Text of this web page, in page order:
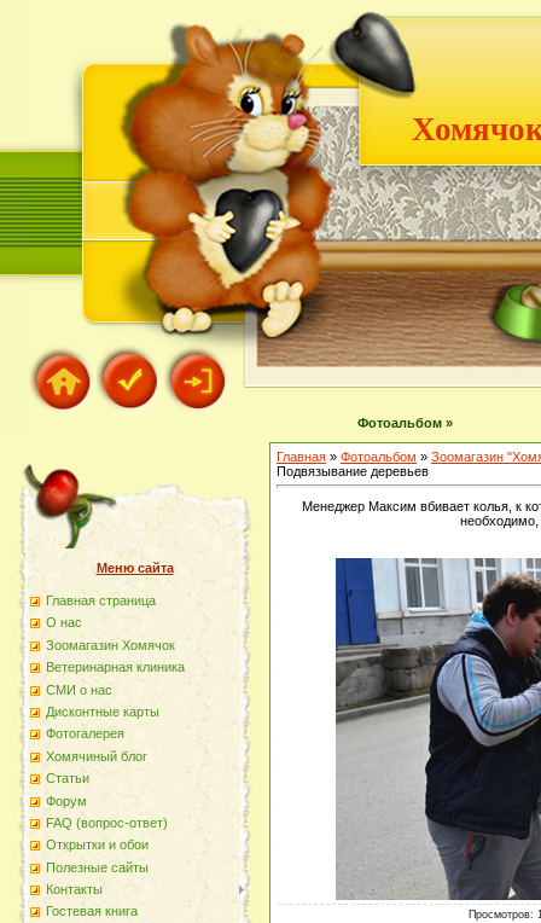
Фотоальбом »
Меню сайта
Главная страница
О наc
Зоомагазин Хомячок
Ветеринарная клиника
СМИ о нас
Дисконтные карты
Фотогалерея
Хомячиный блог
Статьи
Форум
FAQ (вопрос-ответ)
Открытки и обои
Полезные сайты
Контакты
Гостевая книга
Главная » Фотоальбом » Зоомагазин
Подвязывание деревьев
Менеджер Максим вбивает колья, к
необходимо,
Просмотров: